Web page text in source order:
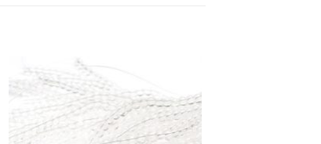
Lägg
till i
önskelistan